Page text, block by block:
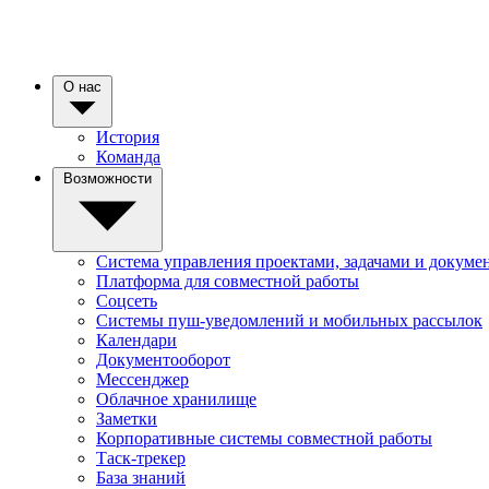
О нас
История
Команда
Возможности
Система управления проектами, задачами и
Платформа для совместной работы
Соцсеть
Системы пуш-уведомлений и мобильных рассылок
Календари
Документооборот
Мессенджер
Облачное хранилище
Заметки
Корпоративные системы совместной работы
Таск-трекер
База знаний